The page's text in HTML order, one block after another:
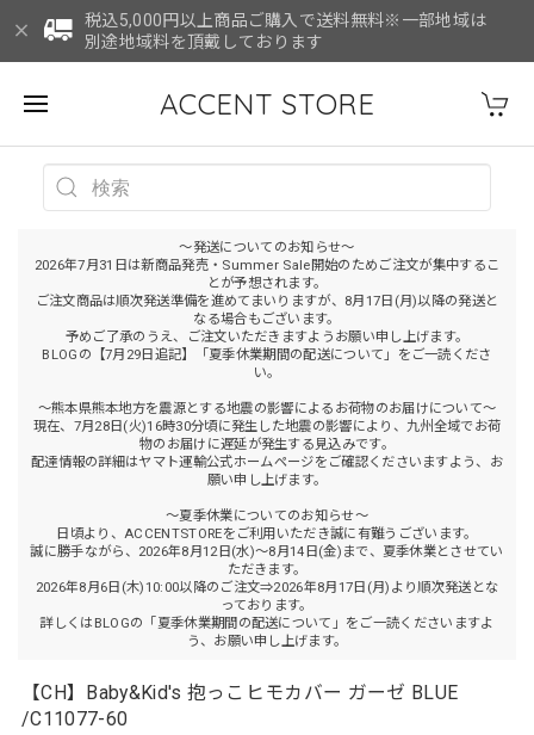
税込5,000円以上商品ご購入で送料無料※一部地域は
別途地域料を頂戴しております
ACCENT STORE
～発送についてのお知らせ～
2026年7月31日は新商品発売・Summer Sale開始のためご注文が集中するこ
とが予想されます。
ご注文商品は順次発送準備を進めてまいりますが、8月17日(月)以降の発送と
なる場合もございます。
予めご了承のうえ、ご注文いただきますようお願い申し上げます。
BLOGの【7月29日追記】「夏季休業期間の配送について」をご一読くださ
い。
～熊本県熊本地方を震源とする地震の影響によるお荷物のお届けについて～
現在、7月28日(火)16時30分頃に発生した地震の影響により、九州全域でお荷
物のお届けに遅延が発生する見込みです。
配達情報の詳細はヤマト運輸公式ホームページをご確認くださいますよう、お
願い申し上げます。
～夏季休業についてのお知らせ～
日頃より、ACCENTSTOREをご利用いただき誠に有難うございます。
誠に勝手ながら、2026年8月12日(水)～8月14日(金)まで、夏季休業とさせてい
ただきます。
2026年8月6日(木)10:00以降のご注文⇒2026年8月17日(月)より順次発送とな
っております。
詳しくはBLOGの「夏季休業期間の配送について」をご一読くださいますよ
う、お願い申し上げます。
【CH】Baby&Kid's 抱っこヒモカバー ガーゼ BLUE
/C11077-60